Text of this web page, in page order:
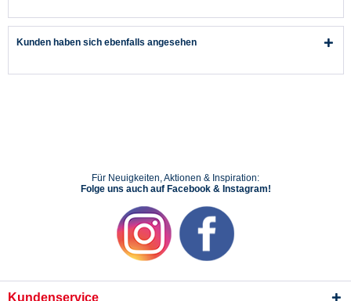
Kunden haben sich ebenfalls angesehen
Für Neuigkeiten, Aktionen & Inspiration:
Folge uns auch auf Facebook & Instagram!
Kundenservice